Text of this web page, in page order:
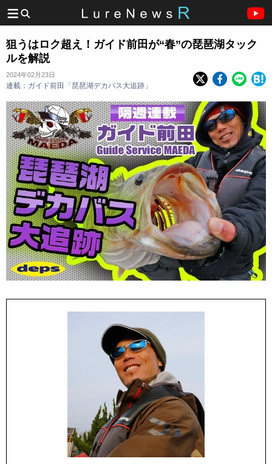
狙うはロク超え！ガイド前田が“春”の琵琶湖タック
ルを解説
2024年02月23日
連載：ガイド前田「琵琶湖デカバス大追跡」